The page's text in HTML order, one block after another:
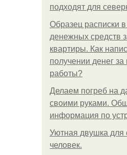
подходят для
Образец расписки
денежных средств
квартиры. Как
получении денег
работы?
Делаем погреб на
своими руками.
информация по
Уютная двушка для
человек.